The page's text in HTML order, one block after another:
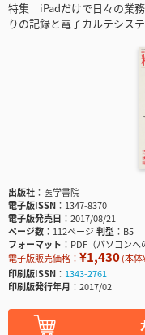
特集 iPadだけで日々の業
りの記録と電子カルテシス
出版社
医学書院
電子版ISSN
1347-8370
電子版発売日
2017/08/21
ページ数
112ページ判型
B5
フォーマット
PDF（パソコンへ
電子版販売価格： ¥1,430(本体
印刷版ISSN
1343-2761
印刷版発行年月
2017/02